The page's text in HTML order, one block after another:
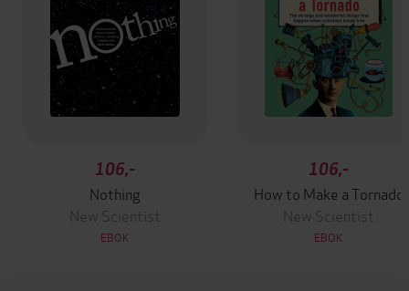
106,-
Nothing
New Scientist
EBOK
106,-
How to Make a Tornado
New Scientist
EBOK